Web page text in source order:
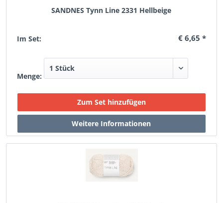
SANDNES Tynn Line 2331 Hellbeige
Im Set: € 6,65 *
Menge: